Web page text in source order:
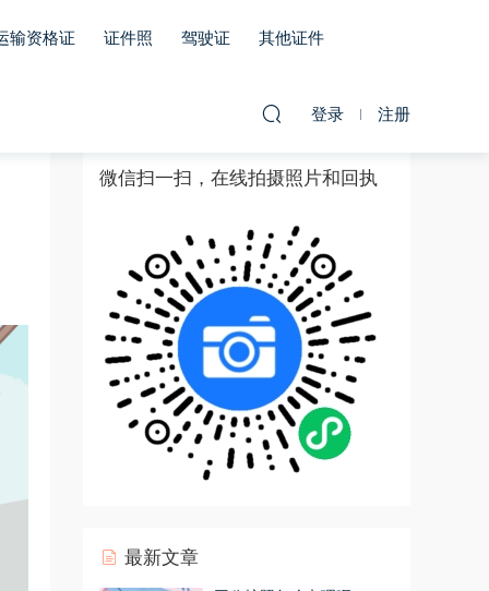
输资格证 证件照 驾驶证 其他证件
登录 注册
微信扫一扫，在线拍摄照片和回执
最新文章